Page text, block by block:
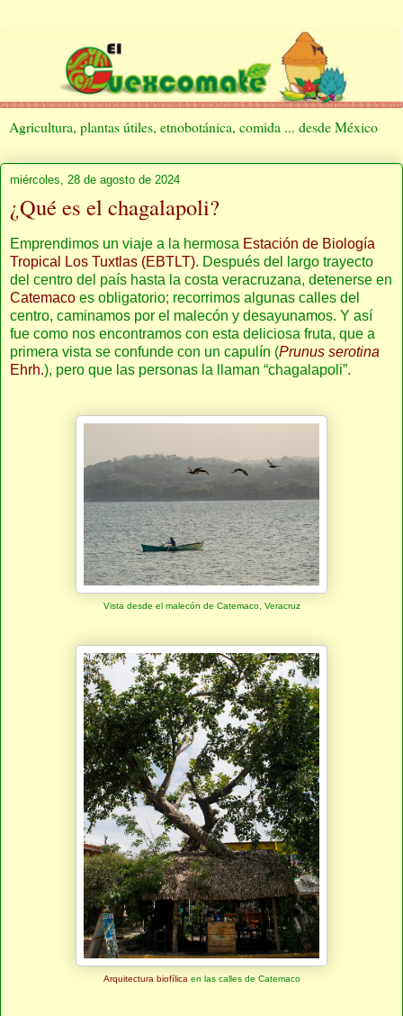
Agricultura, plantas útiles, etnobotánica, comida ... desde México
miércoles, 28 de agosto de 2024
¿Qué es el chagalapoli?
Emprendimos un viaje a la hermosa Estación de Biología
Tropical Los Tuxtlas (EBTLT). Después del largo trayecto
del centro del país hasta la costa veracruzana, detenerse en
Catemaco es obligatorio; recorrimos algunas calles del
centro, caminamos por el malecón y desayunamos. Y así
fue como nos encontramos con esta deliciosa fruta, que a
primera vista se confunde con un capulín (Prunus serotina
Ehrh.), pero que las personas la llaman “chagalapoli”.
Vista desde el malecón de Catemaco, Veracruz
Arquitectura biofílica en las calles de Catemaco